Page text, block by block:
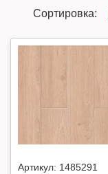
Сортировка:
Артикул: 1485291